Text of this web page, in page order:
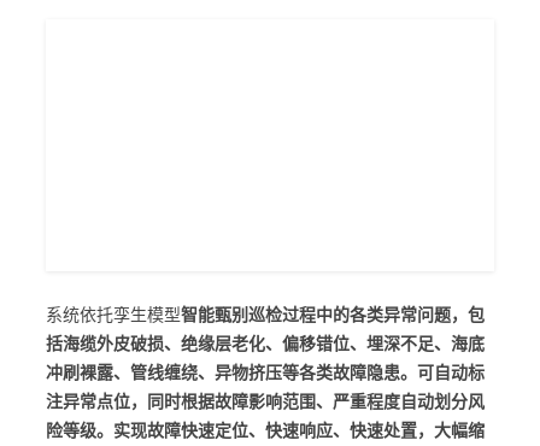
系统依托孪生模型智能甄别巡检过程中的各类异常问题，包
括海缆外皮破损、绝缘层老化、偏移错位、埋深不足、海底
冲刷裸露、管线缠绕、异物挤压等各类故障隐患。可自动标
注异常点位，同时根据故障影响范围、严重程度自动划分风
险等级。实现故障快速定位、快速响应、快速处置，大幅缩